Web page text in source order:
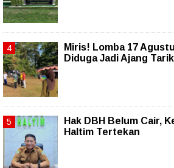
Miris! Lomba 17
Diduga Jadi Ajang
Hak DBH Belum Cair,
Haltim Tertekan